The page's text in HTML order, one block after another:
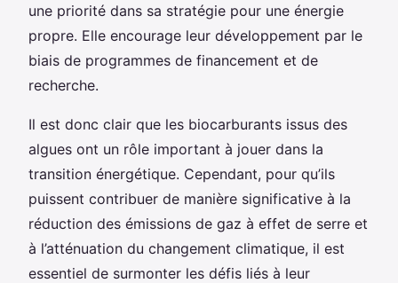
une priorité dans sa stratégie pour une énergie
propre. Elle encourage leur développement par le
biais de programmes de financement et de
recherche.
Il est donc clair que les biocarburants issus des
algues ont un rôle important à jouer dans la
transition énergétique. Cependant, pour qu’ils
puissent contribuer de manière significative à la
réduction des émissions de gaz à effet de serre et
à l’atténuation du changement climatique, il est
essentiel de surmonter les défis liés à leur